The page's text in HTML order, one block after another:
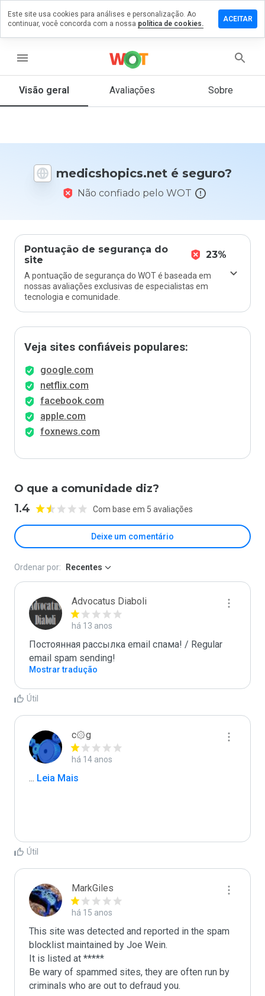
menu
Visão geral Avaliações Sobre
medicshopics.net é seguro?
Não confiado pelo WOT
Pontuação de segurança do
site
23%
A pontuação de segurança do WOT é baseada em
nossas avaliações exclusivas de especialistas em
tecnologia e comunidade.
Veja sites confiáveis populares:
google.com
netflix.com
facebook.com
apple.com
foxnews.com
O que a comunidade diz?
1.4 Com base em 5 avaliações
Deixe um comentário
em
De 1
nota
Ordenar por: Recentes
Advocatus Diaboli
há 13 anos
Постоянная рассылка email спама! / Regular
email spam sending!
Mostrar tradução
Útil
c۞g
há 14 anos
... Leia Mais
Útil
MarkGiles
há 15 anos
This site was detected and reported in the spam
blocklist maintained by Joe Wein.
It is listed at *****
Be wary of spammed sites, they are often run by
criminals who are out to defraud you.
Este site usa cookies para análises e personalização. Ao
continuar, você concorda com a nossa política de cookies.
ACEITAR